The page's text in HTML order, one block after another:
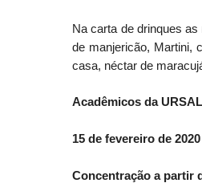
Na carta de drinques
de manjericão, Martini,
casa, néctar de
Acadêmicos da
15 de fevereiro de 2020
Concentração a partir